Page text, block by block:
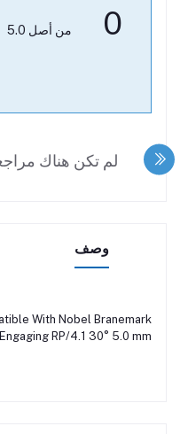
0 من أصل 5.0
لم تكن هناك
وصف
With Nobel Branemark
Engaging RP/4.1 30° 5.0 mm